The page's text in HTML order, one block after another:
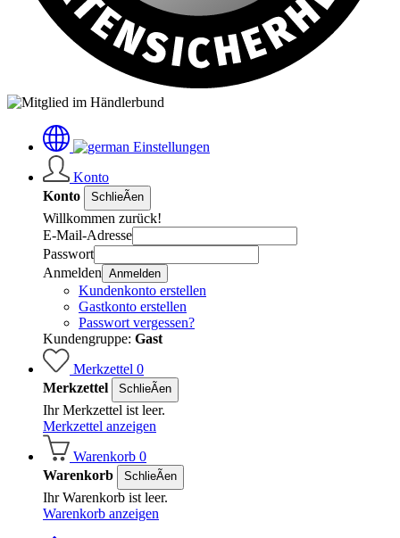
Einstellungen
Konto
Konto
SchlieÃen
Willkommen zurück!
E-Mail-Adresse
Passwort
Anmelden Anmelden
Kundenkonto erstellen
Gastkonto erstellen
Passwort vergessen?
Kundengruppe: Gast
Merkzettel 0
Merkzettel
SchlieÃen
Ihr Merkzettel ist leer.
Merkzettel anzeigen
Warenkorb 0
Warenkorb
SchlieÃen
Ihr Warenkorb ist leer.
Warenkorb anzeigen